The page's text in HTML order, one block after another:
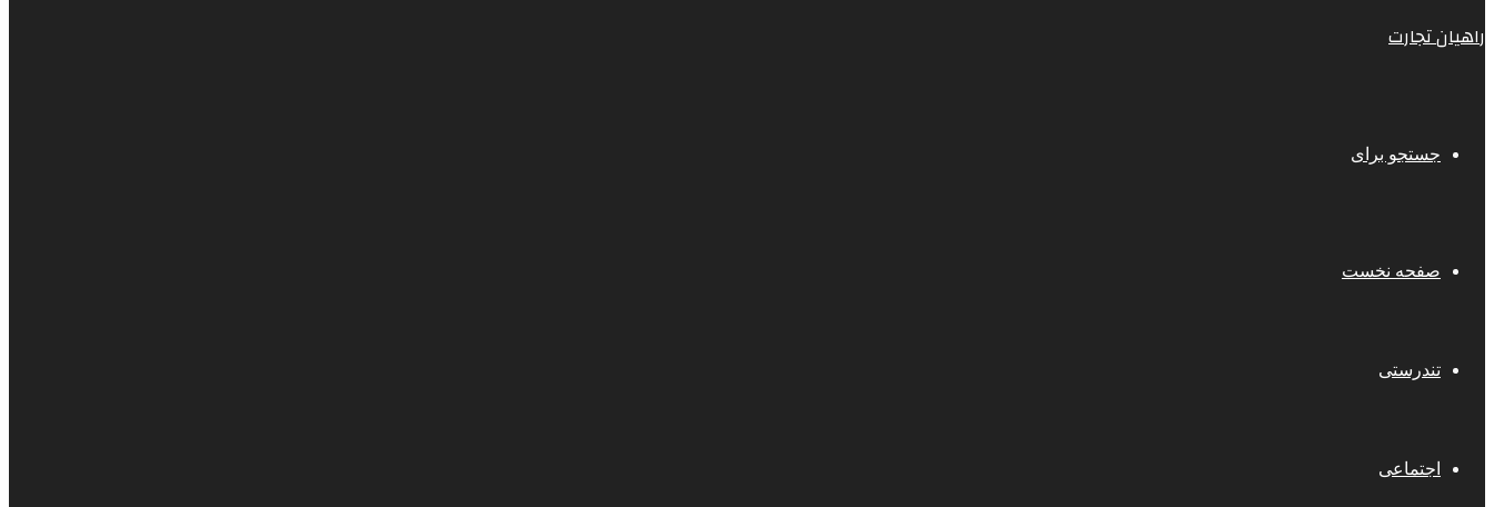
راهیان تجارت
جستجو برای
صفحه نخست
تندرستی
اجتماعی